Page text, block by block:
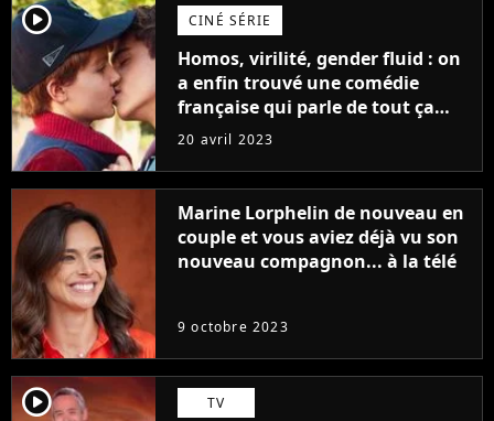
player2 CINÉ SÉRIE
Homos, virilité, gender fluid : on
a enfin trouvé une comédie
française qui parle de tout ça
sans être super ringarde
20 avril 2023
Marine Lorphelin de nouveau en
couple et vous aviez déjà vu son
nouveau compagnon... à la télé
9 octobre 2023
player2 TV